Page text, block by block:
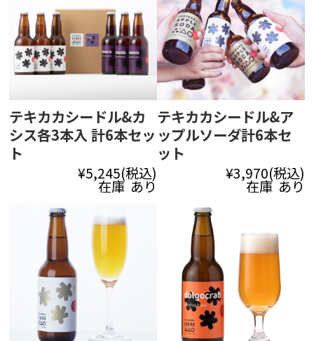
テキカカシードル&カ
シス各3本入 計6本セッ
ト
¥5,245(税込)
在庫 あり
テキカカシードル&ア
ップルソーダ計6本セ
ット
¥3,970(税込)
在庫 あり